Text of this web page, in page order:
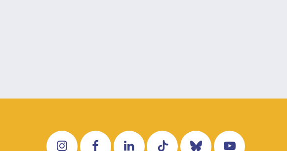
InstagramFacebookLinkedInTiktokBlueskyYouTube